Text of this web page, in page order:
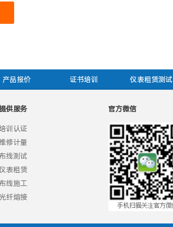
产品报价 证书培训 仪表租赁测试
供服务
训认证
修计量
线测试
表租赁
线施工
光纤熔接
官方微信